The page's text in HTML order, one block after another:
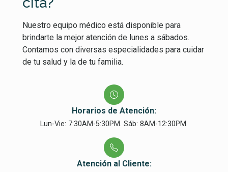
Nuestro equipo médico está disponible para
brindarte la mejor atención de lunes a sábados.
Contamos con diversas especialidades para cuidar
de tu salud y la de tu familia.
Horarios de Atención:
Lun-Vie: 7:30AM-5:30PM. Sáb: 8AM-12:30PM.
Atención al Cliente: